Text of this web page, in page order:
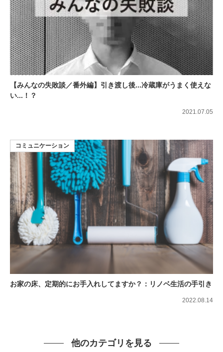
【みんなの失敗談／番外編】引き渡し後...冷蔵庫がうまく使えな
い...！？
2021.07.05
お家の床、定期的にお手入れしてますか？：リノベ生活の手引き
コミュニケーション
2022.08.14
他のカテゴリを見る